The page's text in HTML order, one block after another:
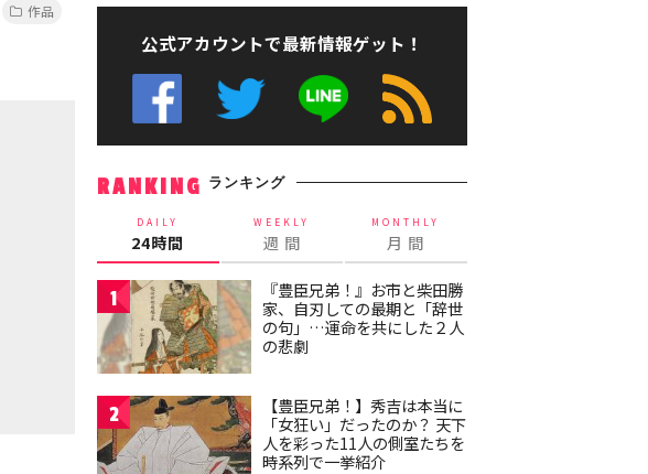
作品
公式アカウントで最新情報ゲット！
RANKING ランキング
DAILY
24時間
WEEKLY
週 間
MONTHLY
月 間
1
『豊臣兄弟！』お市と柴田勝
家、自刃しての最期と「辞世
の句」…運命を共にした２人
の悲劇
2
【豊臣兄弟！】秀吉は本当に
「女狂い」だったのか？ 天下
人を彩った11人の側室たちを
時系列で一挙紹介